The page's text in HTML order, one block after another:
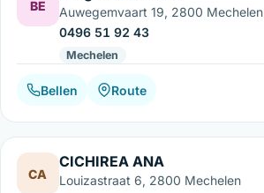
BE
Auwegemvaart 19, 2800 Mechelen
0496 51 92 43
Mechelen
Bellen Route
CA
CICHIREA ANA
Louizastraat 6, 2800 Mechelen